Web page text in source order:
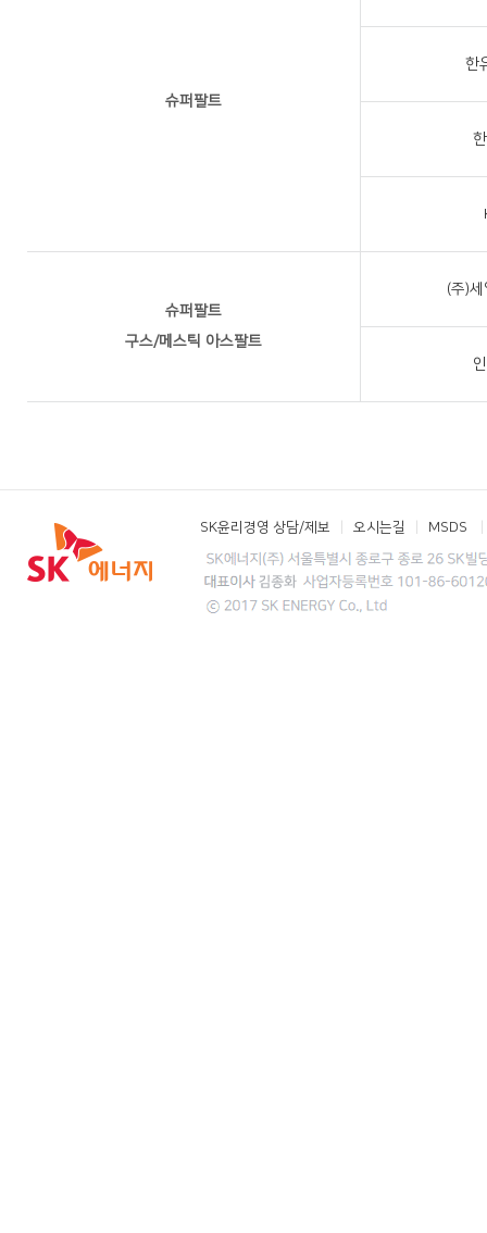
슈퍼팔트
한
슈퍼팔트
구스/메스틱 아스팔트
(주)
SK윤리경영 상담/제보 오시는길 MSDS